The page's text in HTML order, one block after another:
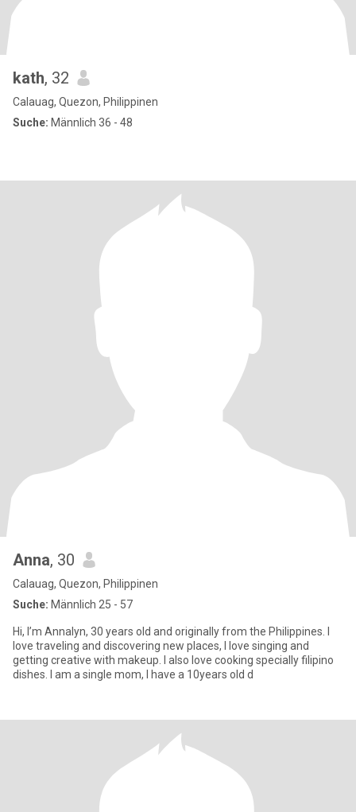
kath, 32
Calauag, Quezon, Philippinen
Suche: Männlich 36 - 48
Anna, 30
Calauag, Quezon, Philippinen
Suche: Männlich 25 - 57
Hi, I’m Annalyn, 30 years old and originally from the Philippines. I
love traveling and discovering new places, I love singing and
getting creative with makeup. I also love cooking specially filipino
dishes. I am a single mom, I have a 10years old d